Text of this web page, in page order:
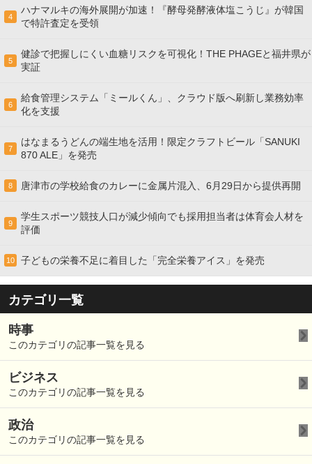
4
ハナマルキの海外展開が加速！『酵母発酵液体塩こうじ』が韓国
で特許査定を受領
5
健診で把握しにくい血糖リスクを可視化！THE PHAGEと福井県が
実証
6
給食管理システム「ミールくん」、クラウド版へ刷新し業務効率
化を支援
7
はなまるうどんの端生地を活用！限定クラフトビール「SANUKI
870 ALE」を発売
8 唐津市の学校給食のカレーに金属片混入、6月29日から提供再開
9
学生スポーツ競技人口が減少傾向でも採用担当者は体育会人材を
評価
10 子どもの栄養不足に着目した「完全栄養アイス」を発売
カテゴリ一覧
時事
このカテゴリの記事一覧を見る
ビジネス
このカテゴリの記事一覧を見る
政治
このカテゴリの記事一覧を見る